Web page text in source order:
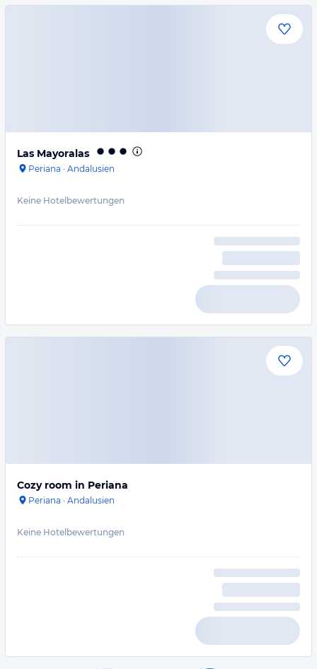
Las Mayoralas
Periana · Andalusien
Keine Hotelbewertungen
Cozy room in Periana
Periana · Andalusien
Keine Hotelbewertungen